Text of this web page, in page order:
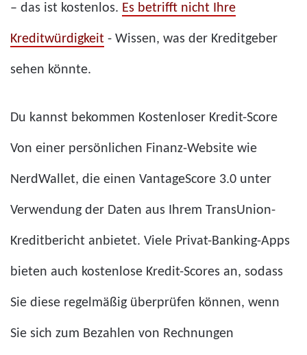
– das ist kostenlos. Es betrifft nicht Ihre
Kreditwürdigkeit - Wissen, was der Kreditgeber
sehen könnte.
Du kannst bekommen Kostenloser Kredit-Score
Von einer persönlichen Finanz-Website wie
NerdWallet, die einen VantageScore 3.0 unter
Verwendung der Daten aus Ihrem TransUnion-
Kreditbericht anbietet. Viele Privat-Banking-Apps
bieten auch kostenlose Kredit-Scores an, sodass
Sie diese regelmäßig überprüfen können, wenn
Sie sich zum Bezahlen von Rechnungen